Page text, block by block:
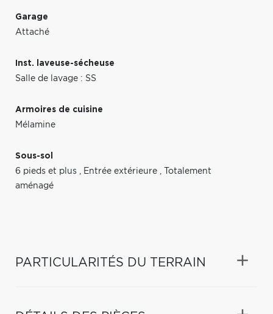
Garage
Attaché
Inst. laveuse-sécheuse
Salle de lavage : SS
Armoires de cuisine
Mélamine
Sous-sol
6 pieds et plus , Entrée extérieure ,
Totalement
aménagé
PARTICULARITÉS DU TERRAIN